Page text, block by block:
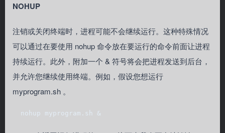
NOHUP
注销或关闭终端时，进程可能不会继续运行。这种特殊情况
可以通过在要使用 nohup 命令放在要运行的命令前面让进程
持续运行。此外，附加一个 & 符号将会把进程发送到后台，
并允许您继续使用终端。例如，假设您想运行
myprogram.sh 。
  nohup myprogram.sh &